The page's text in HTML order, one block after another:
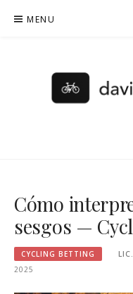
MENU
Cómo
sesgos —
CYCLING BETTING
2025